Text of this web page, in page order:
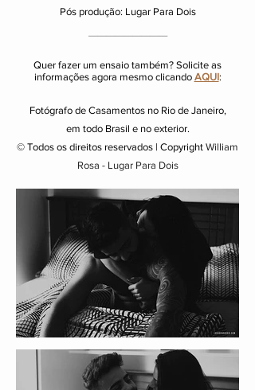
Pós produção: Lugar Para Dois
Quer fazer um ensaio também? Solicite as
informações agora mesmo clicando AQUI:
Fotógrafo de Casamentos no Rio de Janeiro,
em todo Brasil e no exterior.
© Todos os direitos reservados | Copyright William
Rosa - Lugar Para Dois